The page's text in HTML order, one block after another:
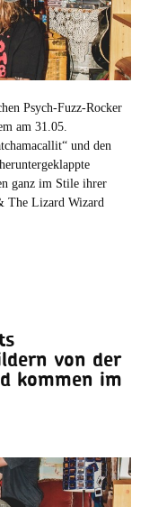
Psych-Fuzz-Rocker
am 31.05.
und den
ganz im Stile ihrer
The Lizard Wizard
von der
kommen im